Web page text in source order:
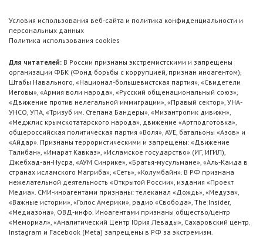
Условия использования веб-сайта и политика конфиденциальности и
персональных данных
Политика использования cookies
Для читателей: В России признаны экстремистскими и запрещены
организации ФБК (Фонд борьбы с коррупцией, признан иноагентом),
Штабы Навального, «Национал-большевистская партия», «Свидетели
Иеговы», «Армия воли народа», «Русский общенациональный союз»,
«Движение против нелегальной иммиграции», «Правый сектор», УНА-
УНСО, УПА, «Тризуб им. Степана Бандеры», «Мизантропик дивижн»,
«Меджлис крымскотатарского народа», движение «Артподготовка»,
общероссийская политическая партия «Воля», АУЕ, батальоны «Азов» и
«Айдар». Признаны террористическими и запрещены: «Движение
Талибан», «Имарат Кавказ», «Исламское государство» (ИГ, ИГИЛ),
Джебхад-ан-Нусра, «АУМ Синрике», «Братья-мусульмане», «Аль-Каида в
странах исламского Магриба», «Сеть», «Колумбайн». В РФ признана
нежелательной деятельность «Открытой России», издания «Проект
Медиа». СМИ-иноагентами признаны: телеканал «Дождь», «Медуза»,
«Важные истории», «Голос Америки», радио «Свобода», The Insider,
«Медиазона», ОВД-инфо. Иноагентами признаны общество/центр
«Мемориал», «Аналитический Центр Юрия Левады», Сахаровский центр.
Instagram и Facebook (Metа) запрещены в РФ за экстремизм.